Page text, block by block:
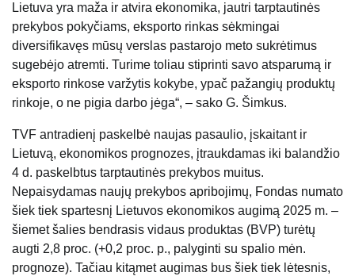
Lietuva yra maža ir atvira ekonomika, jautri tarptautinės
prekybos pokyčiams, eksporto rinkas sėkmingai
diversifikavęs mūsų verslas pastarojo meto sukrėtimus
sugebėjo atremti. Turime toliau stiprinti savo atsparumą ir
eksporto rinkose varžytis kokybe, ypač pažangių produktų
rinkoje, o ne pigia darbo jėga“, – sako G. Šimkus.
TVF antradienį paskelbė naujas pasaulio, įskaitant ir
Lietuvą, ekonomikos prognozes, įtraukdamas iki balandžio
4 d. paskelbtus tarptautinės prekybos muitus.
Nepaisydamas naujų prekybos apribojimų, Fondas numato
šiek tiek spartesnį Lietuvos ekonomikos augimą 2025 m. –
šiemet šalies bendrasis vidaus produktas (BVP) turėtų
augti 2,8 proc. (+0,2 proc. p., palyginti su spalio mėn.
prognoze). Tačiau kitąmet augimas bus šiek tiek lėtesnis,